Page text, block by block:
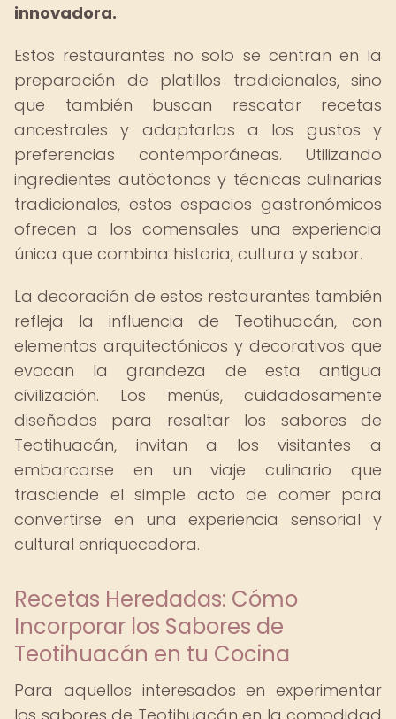
innovadora.
Estos restaurantes no solo se centran en la
preparación de platillos tradicionales, sino
que también buscan rescatar recetas
ancestrales y adaptarlas a los gustos y
preferencias contemporáneas. Utilizando
ingredientes autóctonos y técnicas culinarias
tradicionales, estos espacios gastronómicos
ofrecen a los comensales una experiencia
única que combina historia, cultura y sabor.
La decoración de estos restaurantes también
refleja la influencia de Teotihuacán, con
elementos arquitectónicos y decorativos que
evocan la grandeza de esta antigua
civilización. Los menús, cuidadosamente
diseñados para resaltar los sabores de
Teotihuacán, invitan a los visitantes a
embarcarse en un viaje culinario que
trasciende el simple acto de comer para
convertirse en una experiencia sensorial y
cultural enriquecedora.
Recetas Heredadas: Cómo
Incorporar los Sabores de
Teotihuacán en tu Cocina
Para aquellos interesados en experimentar